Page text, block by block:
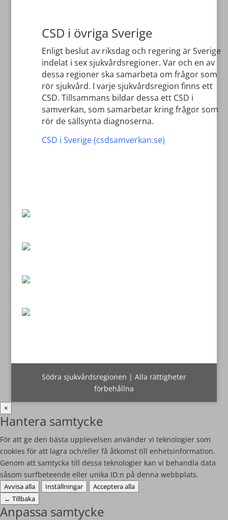
CSD i övriga Sverige
Enligt beslut av riksdag och regering är Sverige
indelat i sex sjukvårdsregioner. Var och en av
dessa regioner ska samarbeta om frågor som
rör sjukvård. I varje sjukvårdsregion finns ett
CSD. Tillsammans bildar dessa ett CSD i
samverkan, som samarbetar kring frågor som
rör de sällsynta diagnoserna.
CSD i Sverige (csdsamverkan.se)
Södra sjukvårdsregionen | Alla rättigheter
förbehållna
×
Hantera samtycke
För att ge den bästa upplevelsen använder vi teknologier som
cookies för att lagra och/eller få åtkomst till enhetsinformation.
Genom att samtycka till dessa teknologier kan vi behandla data
såsom surfbeteende eller unika ID:n på denna webbplats.
Avvisa alla Inställningar
Acceptera alla
← Tillbaka
Anpassa samtycke